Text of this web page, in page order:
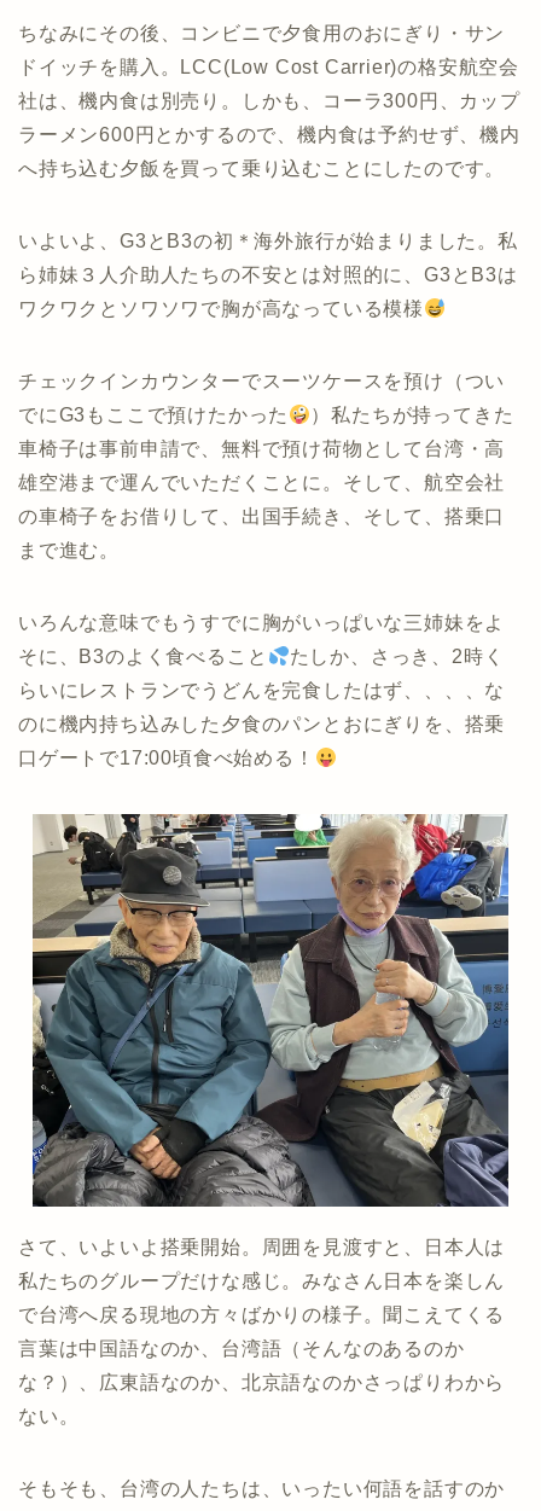
ちなみにその後、コンビニで夕食用のおにぎり・サン
ドイッチを購入。LCC(Low Cost Carrier)の格安航空会
社は、機内食は別売り。しかも、コーラ300円、カップ
ラーメン600円とかするので、機内食は予約せず、機内
へ持ち込む夕飯を買って乗り込むことにしたのです。
いよいよ、G3とB3の初＊海外旅行が始まりました。私
ら姉妹３人介助人たちの不安とは対照的に、G3とB3は
ワクワクとソワソワで胸が高なっている模様
チェックインカウンターでスーツケースを預け（つい
でにG3もここで預けたかった
）私たちが持ってきた
車椅子は事前申請で、無料で預け荷物として台湾・高
雄空港まで運んでいただくことに。そして、航空会社
の車椅子をお借りして、出国手続き、そして、搭乗口
まで進む。
いろんな意味でもうすでに胸がいっぱいな三姉妹をよ
そに、B3のよく食べること
たしか、さっき、2時く
らいにレストランでうどんを完食したはず、、、、な
のに機内持ち込みした夕食のパンとおにぎりを、搭乗
口ゲートで17:00頃食べ始める！
さて、いよいよ搭乗開始。周囲を見渡すと、日本人は
私たちのグループだけな感じ。みなさん日本を楽しん
で台湾へ戻る現地の方々ばかりの様子。聞こえてくる
言葉は中国語なのか、台湾語（そんなのあるのか
な？）、広東語なのか、北京語なのかさっぱりわから
ない。
そもそも、台湾の人たちは、いったい何語を話すのか